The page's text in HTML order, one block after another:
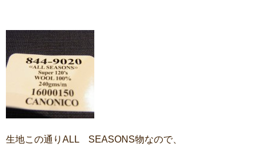
生地この通りALL SEASONS物なので、